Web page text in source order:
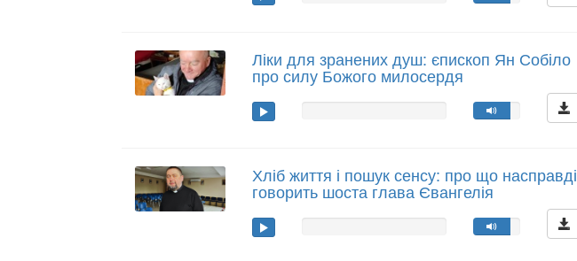
Ліки для зранених душ: єпископ Ян Собіло
про силу Божого милосердя
Хліб життя і пошук сенсу: про що насправді
говорить шоста глава Євангелія